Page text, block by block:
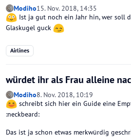
Modiho15. Nov. 2018, 14:35
Ist ja gut noch ein Jahr hin, wer soll
Glaskugel guck
Airlines
würdet ihr als Frau alleine
Modiho8. Nov. 2018, 10:19
schreibt sich hier ein Guide eine
:neckbeard:
Das ist ja schon etwas merkwürdig